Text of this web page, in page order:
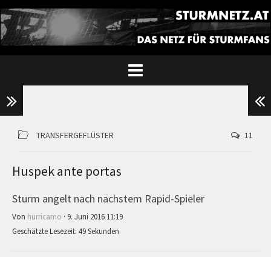
TRANSFERGEFLÜSTER 11
Huspek ante portas
Sturm angelt nach nächstem Rapid-Spieler
Von hurricamo · 9. Juni 2016 11:19
Geschätzte Lesezeit: 49 Sekunden